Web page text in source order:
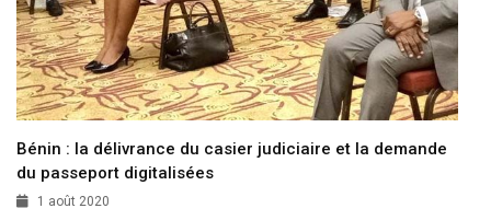
Bénin : la délivrance du casier judiciaire et la demande
du passeport digitalisées
1 août 2020